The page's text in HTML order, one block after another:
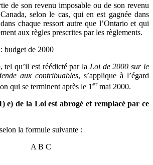
de son revenu imposable ou de son revenu
selon le cas, qui en est gagnée dans
chaque ressort autre que l’Ontario et qui
aux règles prescrites par les règlements.
budget de 2000
qu’il est réédicté par la Loi de 2000 sur le
aux contribuables, s’applique à l’égard
qui se terminent après le 1 ermai 2000.
e) de la Loi est abrogé et remplacé par ce
la formule suivante :
A B C